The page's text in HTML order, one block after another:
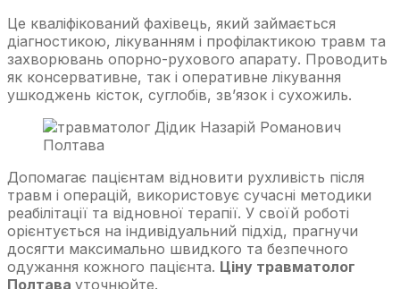
Це кваліфікований фахівець, який займається
діагностикою, лікуванням і профілактикою травм та
захворювань опорно-рухового апарату. Проводить
як консервативне, так і оперативне лікування
ушкоджень кісток, суглобів, зв’язок і сухожиль.
Допомагає пацієнтам відновити рухливість після
травм і операцій, використовує сучасні методики
реабілітації та відновної терапії. У своїй роботі
орієнтується на індивідуальний підхід, прагнучи
досягти максимально швидкого та безпечного
одужання кожного пацієнта. Ціну травматолог
Полтава уточнюйте.